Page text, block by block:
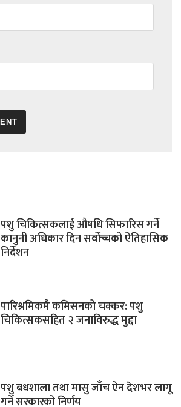
पशु चिकित्सकलाई औषधि सिफारिस गर्ने
कानुनी अधिकार दिन सर्वोच्चको ऐतिहासिक
निर्देशन
पारिश्रमिकमै कमिसनको चक्कर: पशु
चिकित्सकसहित २ जनाविरुद्ध मुद्दा
पशु बधशाला तथा मासु जाँच ऐन देशभर लागू
गर्ने सरकारको निर्णय